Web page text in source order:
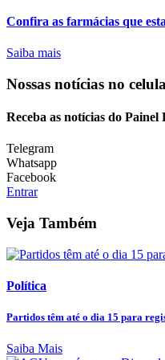
Confira as farmácias que
Saiba mais
Nossas notícias no
Receba as notícias do
Telegram
Whatsapp
Facebook
Entrar
Veja Também
Política
Partidos têm até o dia 15 para
Saiba Mais